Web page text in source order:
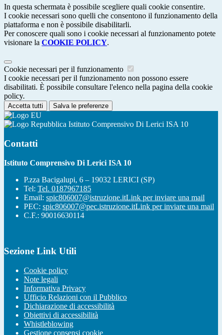
In questa schermata è possibile scegliere quali cookie consentire.
I cookie necessari sono quelli che consentono il funzionamento della
piattaforma e non è possibile disabilitarli.
Per conoscere quali sono i cookie necessari al funzionamento potete
visionare la COOKIE POLICY.
Cookie necessari per il funzionamento
I cookie necessari per il funzionamento non possono essere
disabilitati. È possibile consultare l'elenco nella pagina della cookie
policy.
Accetta tutti Salva le preferenze
Istituto Comprensivo Di Lerici ISA 10
Contatti
Istituto Comprensivo Di Lerici ISA 10
P.zza Bacigalupi, 6 – 19032 LERICI (SP)
Tel: Tel. 0187967185
Email: spic806007@istruzione.itLink per inviare una mail
PEC: spic806007@pec.istruzione.itLink per inviare una mail
C.F.: 90016630114
Sezione Link Utili
Cookie policy
Note legali
Informativa Privacy
Ufficio Relazioni con il Pubblico
Dichiarazione di accessibilità
Obiettivi di accessibilità
Whistleblowing
Gestione consensi cookie